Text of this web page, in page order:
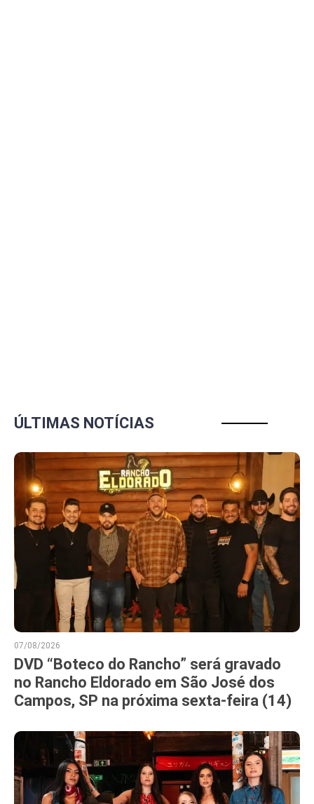
ÚLTIMAS NOTÍCIAS
07/08/2026
DVD “Boteco do Rancho” será gravado
no Rancho Eldorado em São José dos
Campos, SP na próxima sexta-feira (14)